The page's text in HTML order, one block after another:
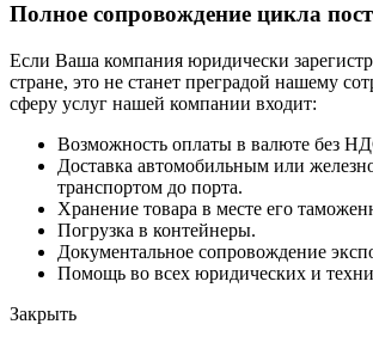
Полное сопровождение цикла
Если Ваша компания юридически
стране, это не станет преградой нашему
сферу услуг нашей компании входит:
Возможность оплаты в валюте без
Доставка автомобильным или
транспортом до порта.
Хранение товара в месте его
Погрузка в контейнеры.
Документальное сопровождение
Помощь во всех юридических и
Закрыть